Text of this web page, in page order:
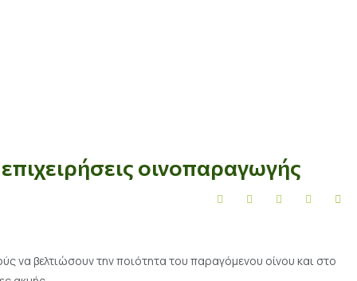
οινοπαραγωγής
να βελτιώσουν την ποιότητα του παραγόμενου οίνου και στο